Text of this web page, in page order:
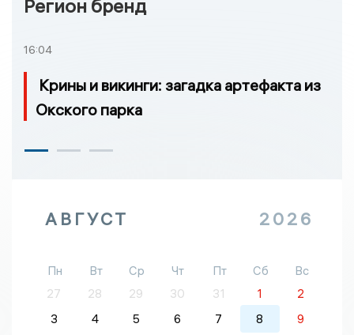
Регион бренд
16:04
Крины и викинги: загадка артефакта из
Окского парка
АВГУСТ 2026
Пн Вт Ср Чт Пт Сб
Вс
27
28 29 30 31 1
2
3
4 5 6 7 8
9